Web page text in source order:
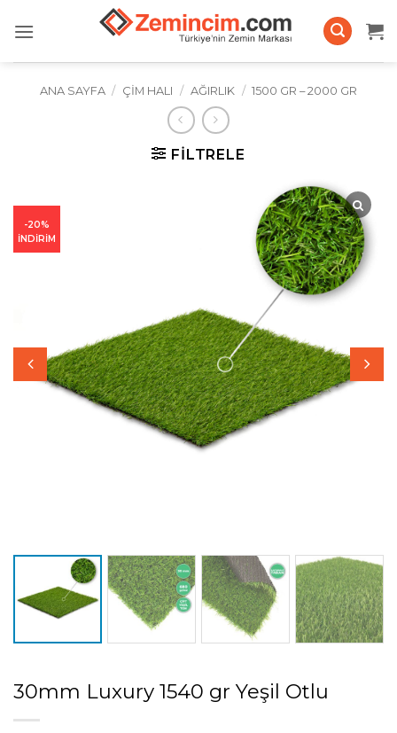
atla
ANA SAYFA / ÇIM HALI / AĞIRLIK / 1500 GR – 2000 GR
FILTRELE
-20%
İNDİRİM
30mm Luxury 1540 gr Yeşil Otlu